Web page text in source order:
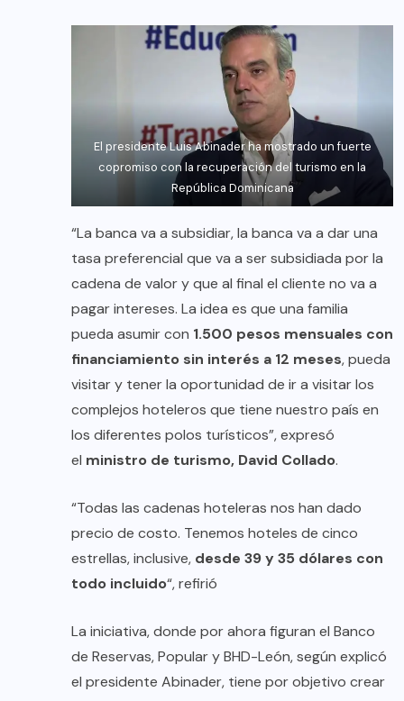
El presidente Luis Abinader ha mostrado un fuerte
copromiso con la recuperación del turismo en la
República Dominicana
“La banca va a subsidiar, la banca va a dar una
tasa preferencial que va a ser subsidiada por la
cadena de valor y que al final el cliente no va a
pagar intereses. La idea es que una familia
pueda asumir con 1.500 pesos mensuales con
financiamiento sin interés a 12 meses, pueda
visitar y tener la oportunidad de ir a visitar los
complejos hoteleros que tiene nuestro país en
los diferentes polos turísticos”, expresó
el ministro de turismo, David Collado.
“Todas las cadenas hoteleras nos han dado
precio de costo. Tenemos hoteles de cinco
estrellas, inclusive, desde 39 y 35 dólares con
todo incluido“, refirió
La iniciativa, donde por ahora figuran el Banco
de Reservas, Popular y BHD-León, según explicó
el presidente Abinader, tiene por objetivo crear